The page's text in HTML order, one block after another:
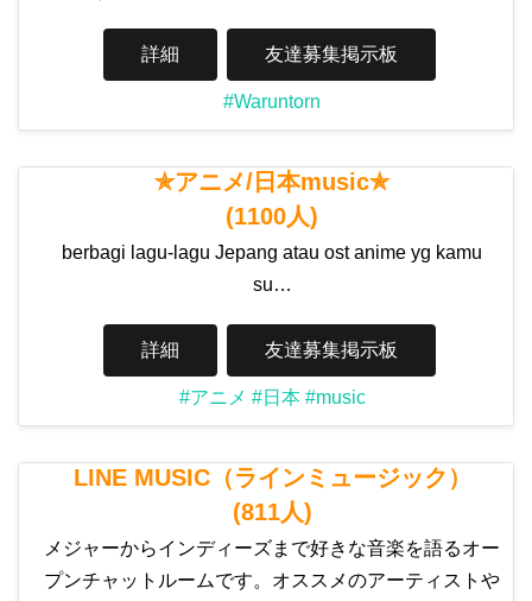
詳細 友達募集掲示板
#Waruntorn
✯アニメ/日本music✯
(1100人)
berbagi lagu-lagu Jepang atau ost anime yg kamu
su…
詳細 友達募集掲示板
#アニメ #日本 #music
LINE MUSIC（ラインミュージック）
(811人)
メジャーからインディーズまで好きな音楽を語るオー
プンチャットルームです。オススメのアーティストや